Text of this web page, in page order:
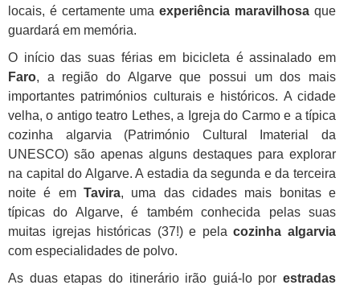
locais, é certamente umaexperiência maravilhosa que
guardará em memória.
O início das suas férias em bicicleta é assinalado em
Faro, a região do Algarve que possui um dos mais
importantes patrimónios culturais e históricos. A cidade
velha, o antigo teatro Lethes, a Igreja do Carmo e a típica
cozinha algarvia (Património Cultural Imaterial da
UNESCO) são apenas alguns destaques para explorar
na capital do Algarve. A estadia da segunda e da terceira
noite é em Tavira, uma das cidades mais bonitas e
típicas do Algarve, é também conhecida pelas suas
muitas igrejas históricas (37!) e pelacozinha algarvia
com especialidades de polvo.
As duas etapas do itinerário irão guiá-lo por estradas